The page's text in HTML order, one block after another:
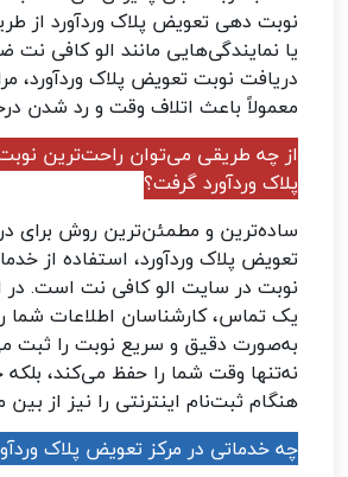
نوبت دهی تعویض پلاک وردآورد از
یا نمایندگی‌هایی مانند الو کافی
دریافت نوبت تعویض پلاک وردآورد،
معمولاً باعث اتلاف وقت و رد شدن
از چه طریقی می‌توان راحت‌ترین
پلاک وردآورد گرفت؟
ساده‌ترین و مطمئن‌ترین روش برای
تعویض پلاک وردآورد، استفاده از
نوبت در سایت الو کافی نت است. در
یک تماس، کارشناسان اطلاعات شما
به‌صورت دقیق و سریع نوبت را ثبت
نه‌تنها وقت شما را حفظ می‌کند،
هنگام ثبت‌نام اینترنتی را نیز از بین
چه خدماتی در مرکز تعویض پلاک